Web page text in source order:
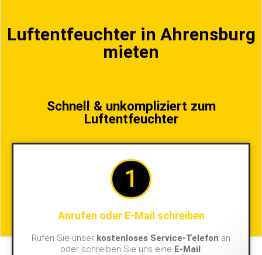
Luftentfeuchter in Ahrensburg
mieten
Schnell & unkompliziert zum
Luftentfeuchter
1
Anrufen oder E-Mail schreiben
Rufen Sie unser kostenloses Service-Telefon an
oder schreiben Sie uns eine E-Mail.